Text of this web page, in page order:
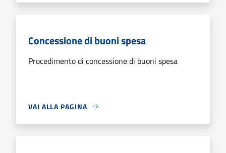
Concessione di buoni spesa
Procedimento di concessione di buoni spesa
VAI ALLA PAGINA